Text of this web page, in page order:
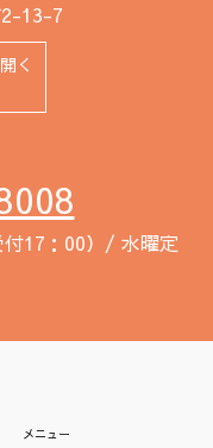
2-13-7
く
17：00）/ 水曜定
メニュー